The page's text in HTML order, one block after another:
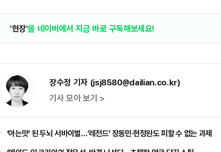
'현장'을 네이버에서 지금 바로 구독해보세요!
장수정 기자 (jsj8580@dailian.co.kr)
기사 모아 보기 >
‘아는맛’ 된 두뇌 서바이벌…‘레전드’ 장동민·현정완도 피할 수 없는 과제